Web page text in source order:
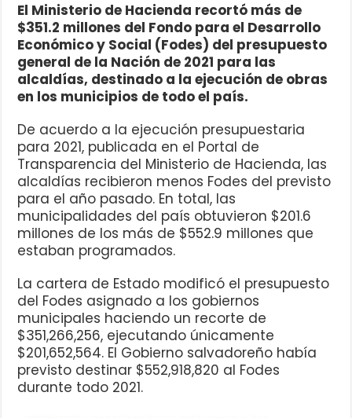
El Ministerio de Hacienda recortó más de
$351.2 millones del Fondo para el Desarrollo
Económico y Social (Fodes) del presupuesto
general de la Nación de 2021 para las
alcaldías, destinado a la ejecución de obras
en los municipios de todo el país.
De acuerdo a la ejecución presupuestaria
para 2021, publicada en el Portal de
Transparencia del Ministerio de Hacienda, las
alcaldías recibieron menos Fodes del previsto
para el año pasado. En total, las
municipalidades del país obtuvieron $201.6
millones de los más de $552.9 millones que
estaban programados.
La cartera de Estado modificó el presupuesto
del Fodes asignado a los gobiernos
municipales haciendo un recorte de
$351,266,256, ejecutando únicamente
$201,652,564. El Gobierno salvadoreño había
previsto destinar $552,918,820 al Fodes
durante todo 2021.